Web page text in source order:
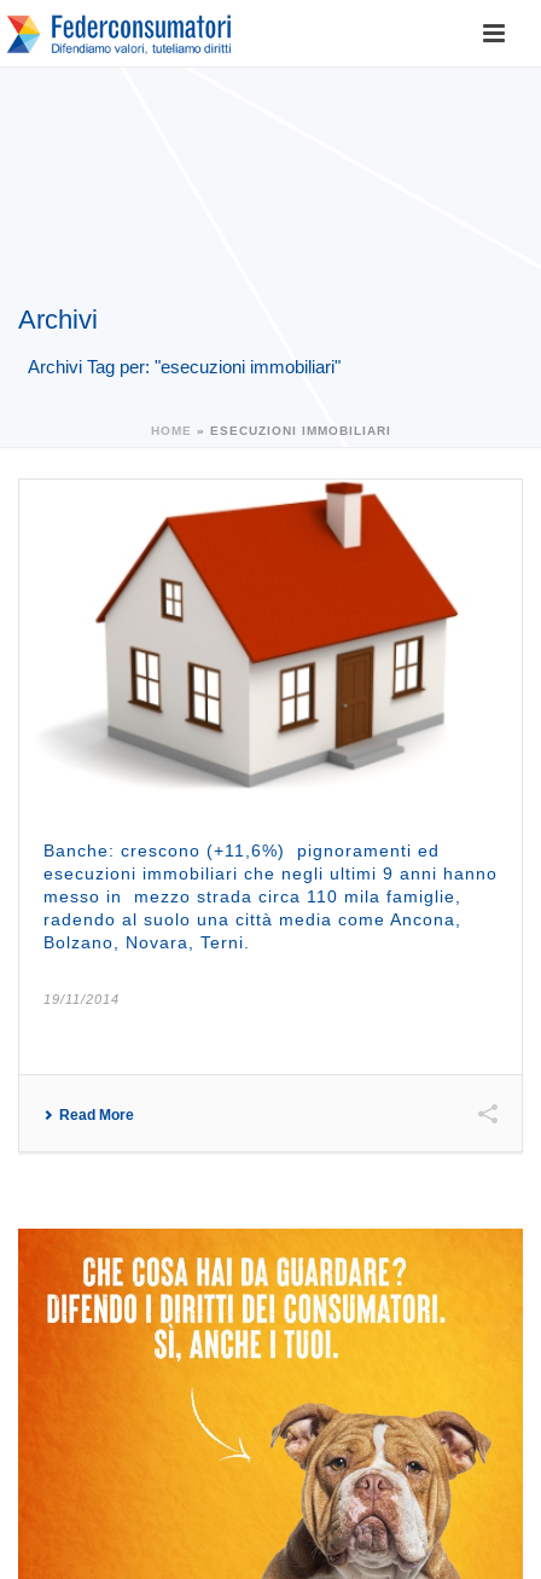
Archivi
Archivi Tag per: "esecuzioni immobiliari"
HOME » ESECUZIONI IMMOBILIARI
Banche: crescono (+11,6%) pignoramenti ed
esecuzioni immobiliari che negli ultimi 9 anni hanno
messo in mezzo strada circa 110 mila famiglie,
radendo al suolo una città media come Ancona,
Bolzano, Novara, Terni.
19/11/2014
Read More